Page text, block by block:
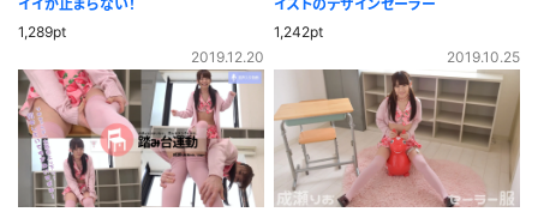
イイが止まらない！
1,289pt
2019.12.20
イストのデザインセーラー
1,242pt
2019.10.25